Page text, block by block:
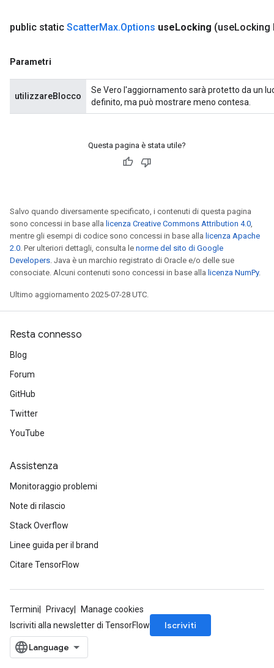
public static ScatterMax.Options use Locking (useLocking
Parametri
utilizzareBlocco
Se Vero l'aggiornamento sarà protetto da un
definito, ma può mostrare meno contesa.
Questa pagina è stata utile?
Salvo quando diversamente specificato, i contenuti di questa pagina
sono concessi in base alla licenza Creative Commons Attribution 4.0,
mentre gli esempi di codice sono concessi in base alla licenza Apache
2.0. Per ulteriori dettagli, consulta le norme del sito di Google
Developers. Java è un marchio registrato di Oracle e/o delle sue
consociate. Alcuni contenuti sono concessi in base alla licenza NumPy.
Ultimo aggiornamento 2025-07-28 UTC.
Resta connesso
Blog
Forum
GitHub
Twitter
YouTube
Assistenza
Monitoraggio problemi
Note di rilascio
Stack Overflow
Linee guida per il brand
Citare TensorFlow
Termini Privacy
Manage cookies
Iscriviti alla newsletter di TensorFlow
Iscriviti